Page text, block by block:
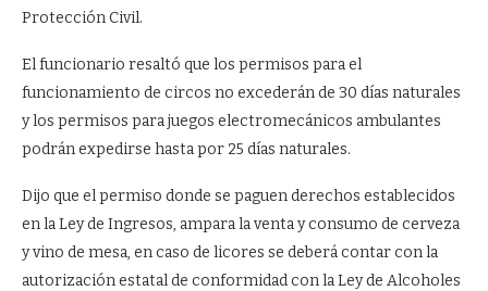
Protección Civil.
El funcionario resaltó que los permisos para el
funcionamiento de circos no excederán de 30 días naturales
y los permisos para juegos electromecánicos ambulantes
podrán expedirse hasta por 25 días naturales.
Dijo que el permiso donde se paguen derechos establecidos
en la Ley de Ingresos, ampara la venta y consumo de cerveza
y vino de mesa, en caso de licores se deberá contar con la
autorización estatal de conformidad con la Ley de Alcoholes